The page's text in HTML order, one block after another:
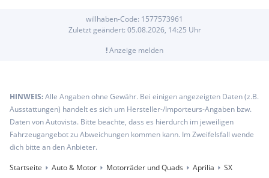
willhaben-Code: 1577573961
Zuletzt geändert: 05.08.2026, 14:25 Uhr
!Anzeige melden
HINWEIS:Alle Angaben ohne Gewähr. Bei einigen angezeigten Daten (z.B.
Ausstattungen) handelt es sich um Hersteller-/Importeurs-Angaben bzw.
Daten von Autovista. Bitte beachte, dass es hierdurch im jeweiligen
Fahrzeugangebot zu Abweichungen kommen kann. Im Zweifelsfall wende
dich bitte an den Anbieter.
Startseite
Auto & Motor Motorräder und Quads Aprilia SX